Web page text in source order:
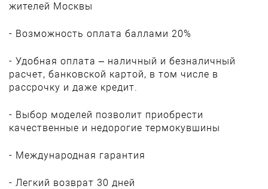
жителей Москвы
- Возможность оплата баллами 20%
- Удобная оплата – наличный и безналичный
расчет, банковской картой, в том числе в
рассрочку и даже кредит.
- Выбор моделей позволит приобрести
качественные и недорогие термокувшины
- Международная гарантия
- Легкий возврат 30 дней